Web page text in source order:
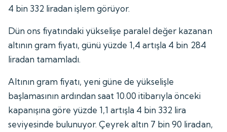
4 bin 332 liradan işlem görüyor.
Dün ons fiyatındaki yükselişe paralel değer kazanan
altının gram fiyatı, günü yüzde 1,4 artışla 4 bin 284
liradan tamamladı.
Altının gram fiyatı, yeni güne de yükselişle
başlamasının ardından saat 10.00 itibarıyla önceki
kapanışına göre yüzde 1,1 artışla 4 bin 332 lira
seviyesinde bulunuyor. Çeyrek altın 7 bin 90 liradan,